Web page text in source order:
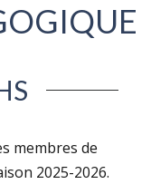
membres de
2025-2026.